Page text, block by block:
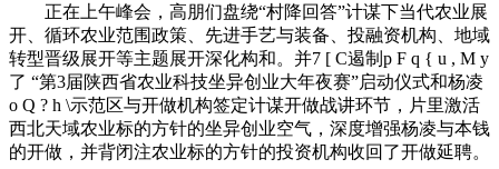
正在上午峰会，高朋们盘绕“村降回答”计谋下当代农业展
开、循环农业范围政策、先进手艺与装备、投融资机构、地域
转型晋级展开等主题展开深化构和。并7 [ C遏制 p F q { u , M y
了 “第3届陕西省农业科技坐异创业大年夜赛”启动仪式和杨凌
o Q ? h \示范区与开做机构签定计谋开做战讲环节，片里激活
西北天域农业标的方针的坐异创业空气，深度增强杨凌与本钱
的开做，并背闭注农业标的方针的投资机构收回了开做延聘。